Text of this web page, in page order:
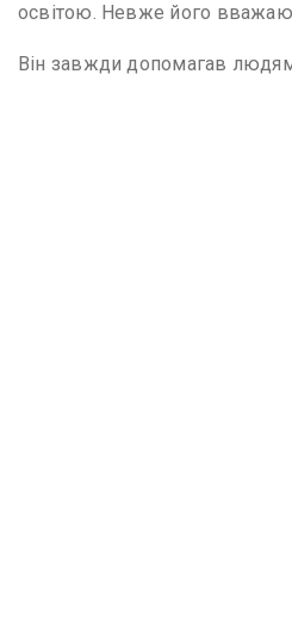
освітою. Невже його
Він завжди допомагав